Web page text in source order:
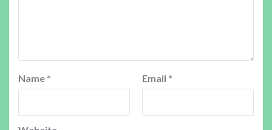
Name * Email *